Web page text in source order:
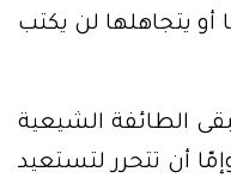
أو يتجاهلها لن يكتب
الطائفة الشيعية
أن تتحرر لتستعيد